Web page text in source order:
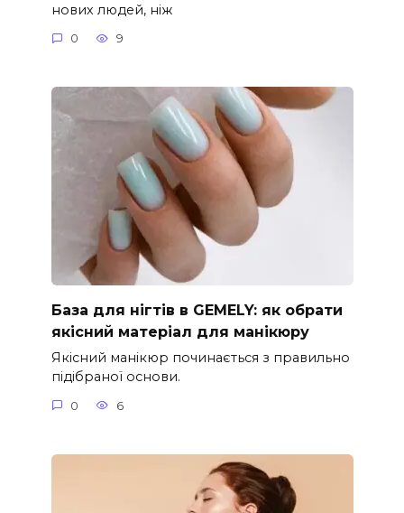
нових людей, ніж
0 9
База для нігтів в GEMELY: як обрати
якісний матеріал для манікюру
Якісний манікюр починається з правильно
підібраної основи.
0 6